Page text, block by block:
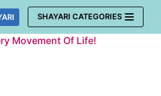
SHAYARI CATEGORIES
Movement Of Life!